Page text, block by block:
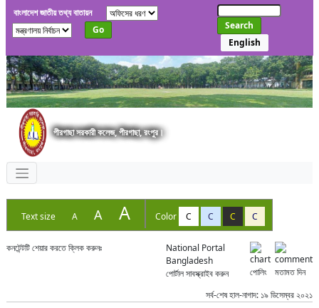
বাংলাদেশ জাতীয় তথ্য বাতায়ন
Go
Search
English
পীরগাছা সরকারী কলেজ, পীরগাছা, রংপুর।
Text size A A A Color C C C C
কনটেন্টটি শেয়ার করতে ক্লিক করুনঃ
National Portal
Bangladesh
পোর্টাল সাবস্ক্রাইব করুন
পোলিং
মতামত দিন
সর্ব-শেষ হাল-নাগাদ: ১৯ ডিসেম্বর ২০২১